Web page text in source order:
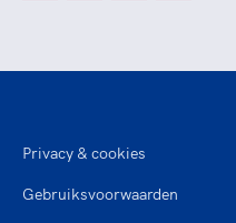
Privacy & cookies
Gebruiksvoorwaarden